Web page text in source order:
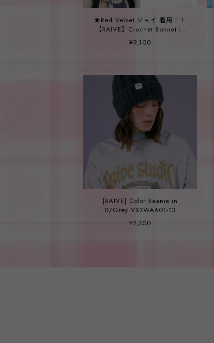
★Red Velvet ジョイ 着用！！
【RAIVE】Crochet Bonnet in
Ivory
¥9,100
[RAIVE] Color Beanie in
D/Grey VX3WA601-13
¥7,300